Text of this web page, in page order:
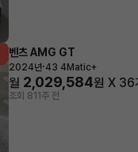
벤츠 AMG GT
2024년·43 4Matic+
월 2,029,584원 X 36
조회 81 1주 전